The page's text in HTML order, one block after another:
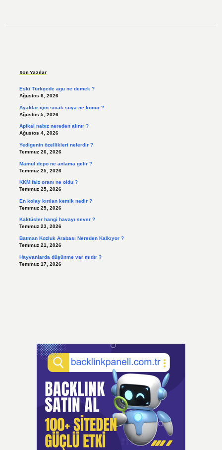
Son Yazılar
Eski Türkçede agu ne demek ?
Ağustos 6, 2026
Ayaklar için sıcak suya ne konur ?
Ağustos 5, 2026
Apikal nabız nereden alınır ?
Ağustos 4, 2026
Yedigenin özellikleri nelerdir ?
Temmuz 26, 2026
Mamul depo ne anlama gelir ?
Temmuz 25, 2026
KKM faiz oranı ne oldu ?
Temmuz 25, 2026
En kolay kırılan kemik nedir ?
Temmuz 25, 2026
Kaktüsler hangi havayı sever ?
Temmuz 23, 2026
Batman Kozluk Arabası Nereden Kalkıyor ?
Temmuz 21, 2026
Hayvanlarda düşünme var mıdır ?
Temmuz 17, 2026